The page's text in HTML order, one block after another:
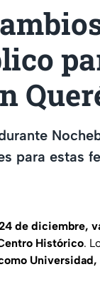
para estas
de diciembre,
Histórico.